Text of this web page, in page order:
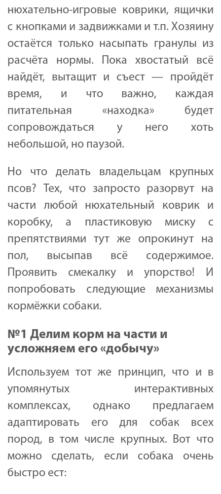
нюхательно-игровые коврики, ящички
с кнопками и задвижками и т.п. Хозяину
остаётся только насыпать гранулы из
расчёта нормы. Пока хвостатый всё
найдёт, вытащит и съест — пройдёт
время, и что важно, каждая
питательная «находка» будет
сопровождаться у него хоть
небольшой, но паузой.
Но что делать владельцам крупных
псов? Тех, что запросто разорвут на
части любой нюхательный коврик и
коробку, а пластиковую миску с
препятствиями тут же опрокинут на
пол, высыпав всё содержимое.
Проявить смекалку и упорство! И
попробовать следующие механизмы
кормёжки собаки.
№1 Делим корм на части и
усложняем его «добычу»
Используем тот же принцип, что и в
упомянутых интерактивных
комплексах, однако предлагаем
адаптировать его для собак всех
пород, в том числе крупных. Вот что
можно сделать, если собака очень
быстро ест: